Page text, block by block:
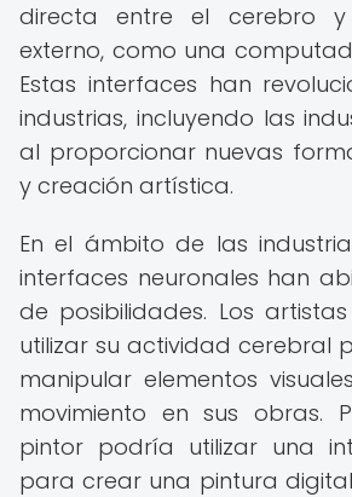
directa entre el cerebro y
externo, como una
Estas interfaces han
industrias, incluyendo las
al proporcionar nuevas
y creación artística.
En el ámbito de las
interfaces neuronales han
de posibilidades. Los
utilizar su actividad cerebral
manipular elementos
movimiento en sus obras.
pintor podría utilizar una
para crear una pintura